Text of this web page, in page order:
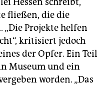
fließen, die die
Projekte helfen
kritisiert jedoch
der Opfer. Ein Teil
Museum und ein
worden. „Das